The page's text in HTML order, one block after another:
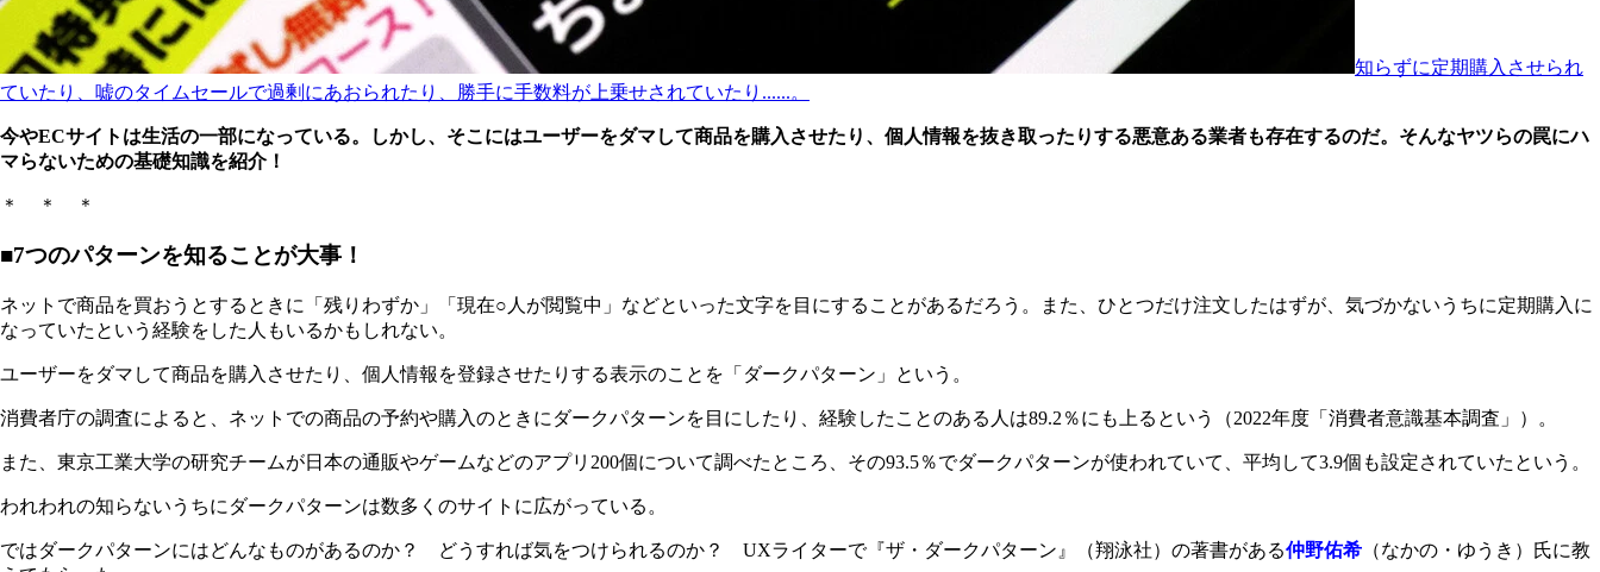
知らずに定期購入させられ
ていたり、嘘のタイムセールで過剰にあおられたり、勝手に手数料が上乗せされていたり......。
今やECサイトは生活の一部になっている。しかし、そこにはユーザーをダマして商品を購入させたり、個人情報を抜き取ったりする悪意ある業者も存在するのだ。そんなヤツらの罠にハ
マらないための基礎知識を紹介！
＊ ＊ ＊
■7つのパターンを知ることが大事！
ネットで商品を買おうとするときに「残りわずか」「現在○人が閲覧中」などといった文字を目にすることがあるだろう。また、ひとつだけ注文したはずが、気づかないうちに定期購入に
なっていたという経験をした人もいるかもしれない。
ユーザーをダマして商品を購入させたり、個人情報を登録させたりする表示のことを「ダークパターン」という。
消費者庁の調査によると、ネットでの商品の予約や購入のときにダークパターンを目にしたり、経験したことのある人は89.2％にも上るという（2022年度「消費者意識基本調査」）。
また、東京工業大学の研究チームが日本の通販やゲームなどのアプリ200個について調べたところ、その93.5％でダークパターンが使われていて、平均して3.9個も設定されていたという。
われわれの知らないうちにダークパターンは数多くのサイトに広がっている。
ではダークパターンにはどんなものがあるのか？ どうすれば気をつけられるのか？ UXライターで『ザ・ダークパターン』（翔泳社）の著書がある仲野佑希 （なかの・ゆうき）氏に教